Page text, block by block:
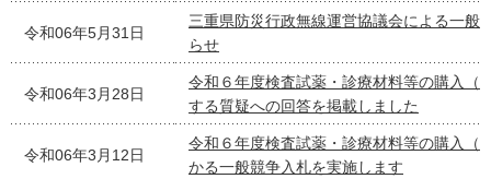
令和06年5月31日
三重県防災行政無線運営協議会による一般
らせ
令和06年3月28日
令和６年度検査試薬・診療材料等の購入（
する質疑への回答を掲載しました
令和06年3月12日
令和６年度検査試薬・診療材料等の購入（
かる一般競争入札を実施します